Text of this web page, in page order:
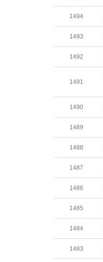
1494
1493
1492
1491
1490
1489
1488
1487
1486
1485
1484
1483